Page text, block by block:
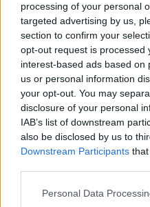
processing of your personal
targeted advertising by us,
section to confirm your
opt-out request is processed
interest-based ads based on
us or personal information
your opt-out. You may
disclosure of your personal
IAB’s list of downstream
also be disclosed by us to
Downstream Participants
Personal Data
Susiję
Paslaptingomis